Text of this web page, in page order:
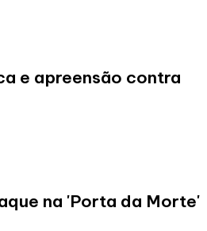
e apreensão contra
na 'Porta da Morte'